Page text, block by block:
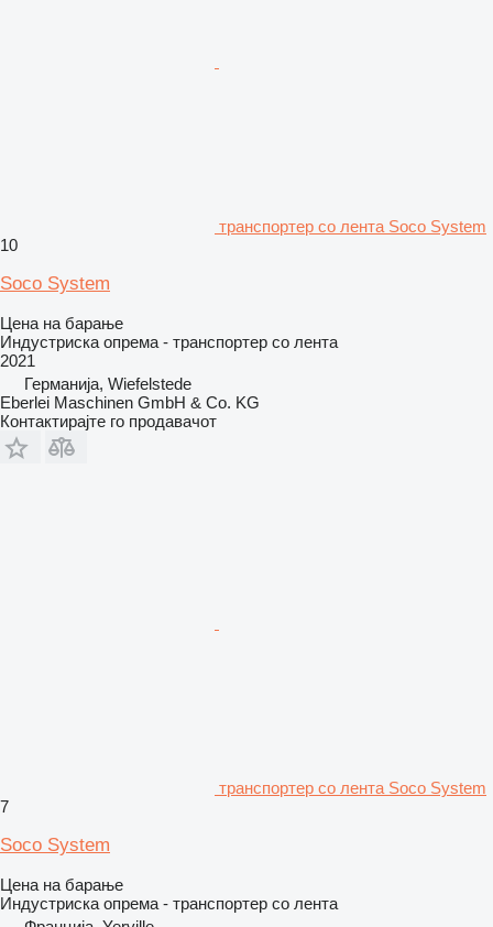
транспортер со лента Soco System
10
Soco System
Цена на барање
Индустриска опрема - транспортер со лента
2021
Германија, Wiefelstede
Eberlei Maschinen GmbH & Co. KG
Контактирајте го продавачот
транспортер со лента Soco System
7
Soco System
Цена на барање
Индустриска опрема - транспортер со лента